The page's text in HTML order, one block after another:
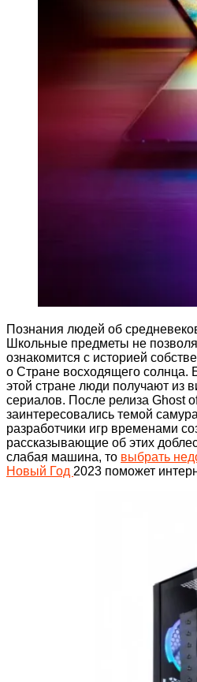
Познания людей об
Школьные предметы не
ознакомится с историей
о Стране восходящего солнца.
этой стране люди получают из
сериалов. После релиза Ghost
заинтересовались темой
разработчики игр временами
рассказывающие об этих
слабая машина, то выбрать
Новый Год 2023 поможет